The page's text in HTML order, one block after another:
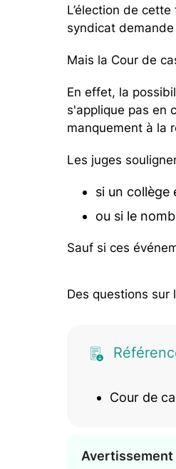
L’élection de
syndicat
Mais la Cour de
En effet, la
s'applique pas en
manquement à la
Les juges
si un collège
ou si le
Sauf si ces
Des questions sur
Cour de